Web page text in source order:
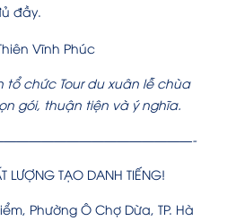
đầy.
tổ chức Tour du xuân lễ chùa
gói, thuận tiện và ý nghĩa.
LƯỢNG TẠO DANH TIẾNG!
Phường Ô Chợ Dừa, TP. Hà